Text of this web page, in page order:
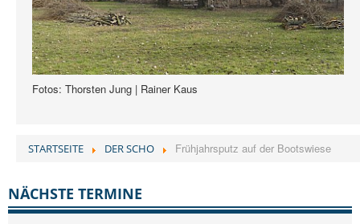
Fotos: Thorsten Jung | Rainer Kaus
STARTSEITE DER SCHO Frühjahrsputz auf der Bootswiese
NÄCHSTE TERMINE